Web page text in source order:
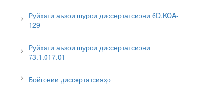
Рӯйхати аъзои шӯрои диссертатсиони 6D.KOA-
129
Рӯйхати аъзои шӯрои диссертатсиони
73.1.017.01
Бойгонии диссертатсияҳо